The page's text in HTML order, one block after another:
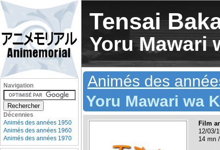
Tensai
Yoru Mawari
Animés des
Yoru Mawari wa
Film
12/03/
14 mn
Navigation
Décennies
Animés des années 1950
Animés des années 1960
Animés des années 1970